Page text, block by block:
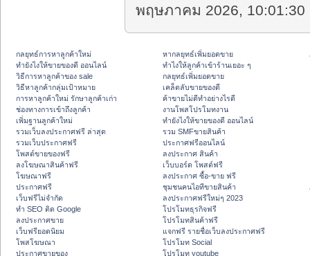
พฤษภาคม 2026, 10:01:30
กลยุทธ์การหาลูกค้าใหม่
ทํายังไงให้ขายของดี ออนไลน์
วิธีการหาลูกค้าของ sale
วิธีหาลูกค้ากลุ่มเป้าหมาย
การหาลูกค้าใหม่ รักษาลูกค้าเก่า
ช่องทางการเข้าถึงลูกค้า
เพิ่มฐานลูกค้าใหม่
รวมเว็บลงประกาศฟรี ล่าสุด
รวมเว็บประกาศฟรี
โพสต์ขายของฟรี
ลงโฆษณาสินค้าฟรี
โฆษณาฟรี
ประกาศฟรี
เว็บฟรีไม่จำกัด
ทำ SEO ติด Google
ลงประกาศขาย
เว็บฟรียอดนิยม
โพสโฆษณา
ประกาศขายของ
หากลยุทธ์เพิ่มยอดขาย
ทําไงให้ลูกค้าเข้าร้านเยอะ ๆ
กลยุทธ์เพิ่มยอดขาย
เคล็ดลับขายของดี
ค้าขายไม่ดีทำอย่างไรดี
งานโพสโปรโมทงาน
ทํายังไงให้ขายของดี ออนไลน์
รวม SMFขายสินค้า
ประกาศฟรีออนไลน์
ลงประกาศ สินค้า
เว็บบอร์ด โพสต์ฟรี
ลงประกาศ ซื้อ-ขาย ฟรี
ชุมชนคนไอทีขายสินค้า
ลงประกาศฟรีใหม่ๆ 2023
โปรโมทธุรกิจฟรี
โปรโมทสินค้าฟรี
แจกฟรี รายชื่อเว็บลงประกาศฟรี
โปรโมท Social
โปรโมท youtube